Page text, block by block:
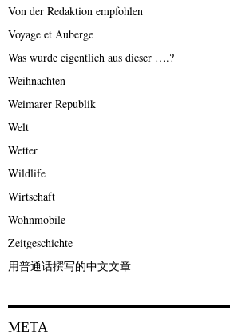
Von der Redaktion empfohlen
Voyage et Auberge
Was wurde eigentlich aus dieser ….?
Weihnachten
Weimarer Republik
Welt
Wetter
Wildlife
Wirtschaft
Wohnmobile
Zeitgeschichte
用普通话撰写的中文文章
META